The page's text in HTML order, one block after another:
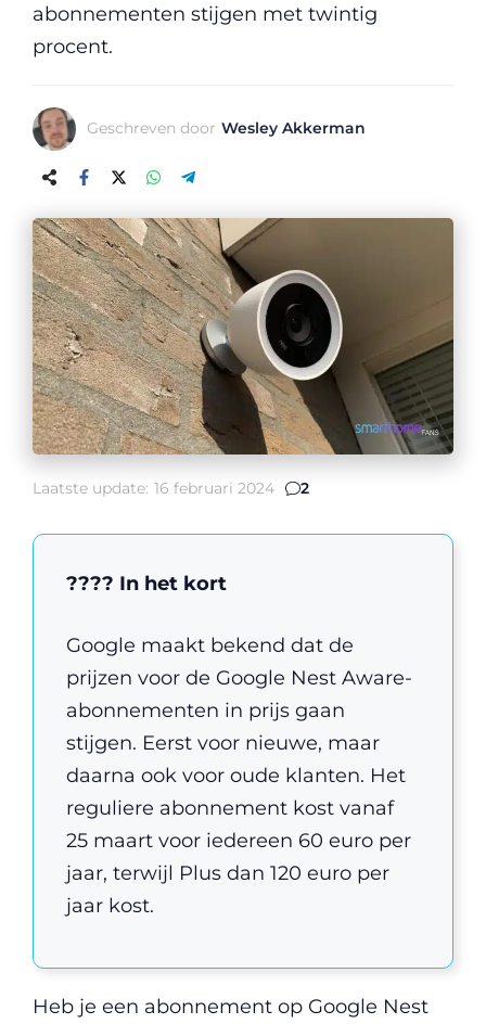
abonnementen stijgen met twintig
procent.
Geschreven door Wesley Akkerman
Laatste update: 16 februari 2024 2
???? In het kort
Google maakt bekend dat de
prijzen voor de Google Nest Aware-
abonnementen in prijs gaan
stijgen. Eerst voor nieuwe, maar
daarna ook voor oude klanten. Het
reguliere abonnement kost vanaf
25 maart voor iedereen 60 euro per
jaar, terwijl Plus dan 120 euro per
jaar kost.
Heb je een abonnement op Google Nest